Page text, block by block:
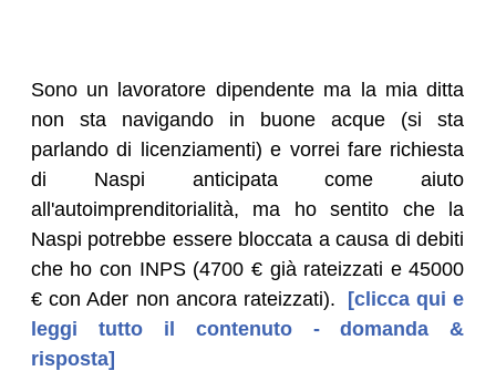
Sono un lavoratore dipendente ma la mia ditta
non sta navigando in buone acque (si sta
parlando di licenziamenti) e vorrei fare richiesta
di Naspi anticipata come aiuto
all'autoimprenditorialità, ma ho sentito che la
Naspi potrebbe essere bloccata a causa di debiti
che ho con INPS (4700 € già rateizzati e 45000
€ con Ader non ancora rateizzati).
[clicca qui e
leggi tutto il contenuto - domanda &
risposta]